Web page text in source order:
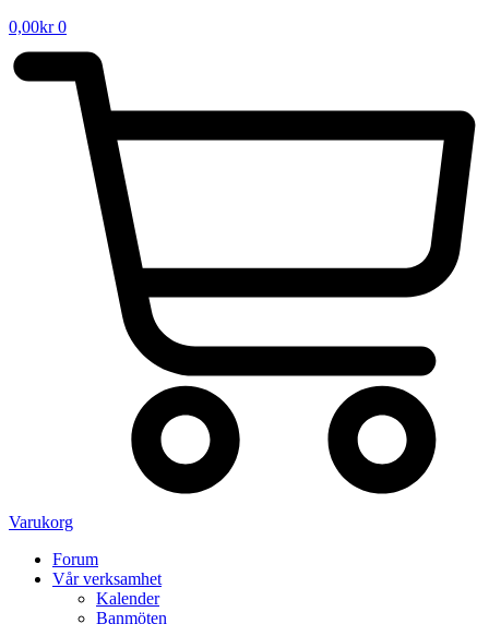
0,00kr 0
Varukorg
Forum
Vår verksamhet
Kalender
Banmöten